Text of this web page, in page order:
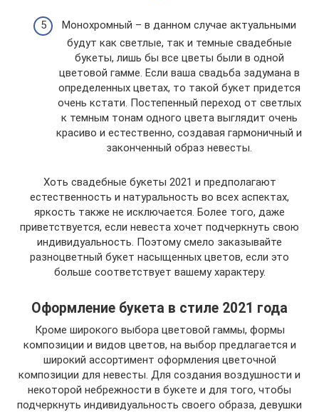
Монохромный – в данном случае актуальными
будут как светлые, так и темные свадебные
букеты, лишь бы все цветы были в одной
цветовой гамме. Если ваша свадьба задумана в
определенных цветах, то такой букет придется
очень кстати. Постепенный переход от светлых
к темным тонам одного цвета выглядит очень
красиво и естественно, создавая гармоничный и
законченный образ невесты.
Хоть свадебные букеты 2021 и предполагают
естественность и натуральность во всех аспектах,
яркость также не исключается. Более того, даже
приветствуется, если невеста хочет подчеркнуть свою
индивидуальность. Поэтому смело заказывайте
разноцветный букет насыщенных цветов, если это
больше соответствует вашему характеру.
Оформление букета в стиле 2021 года
Кроме широкого выбора цветовой гаммы, формы
композиции и видов цветов, на выбор предлагается и
широкий ассортимент оформления цветочной
композиции для невесты. Для создания воздушности и
некоторой небрежности в букете и для того, чтобы
подчеркнуть индивидуальность своего образа, девушки